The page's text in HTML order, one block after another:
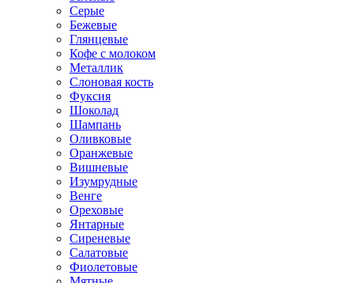
Серые
Бежевые
Глянцевые
Кофе с молоком
Металлик
Слоновая кость
Фуксия
Шоколад
Шампань
Оливковые
Оранжевые
Вишневые
Изумрудные
Венге
Ореховые
Янтарные
Сиреневые
Салатовые
Фиолетовые